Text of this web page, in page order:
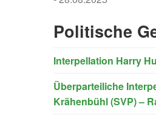
Politische
Interpellation Harry
Überparteiliche
Krähenbühl (SVP) –